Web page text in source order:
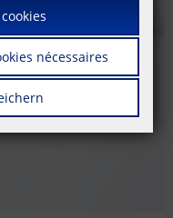
nécessaires